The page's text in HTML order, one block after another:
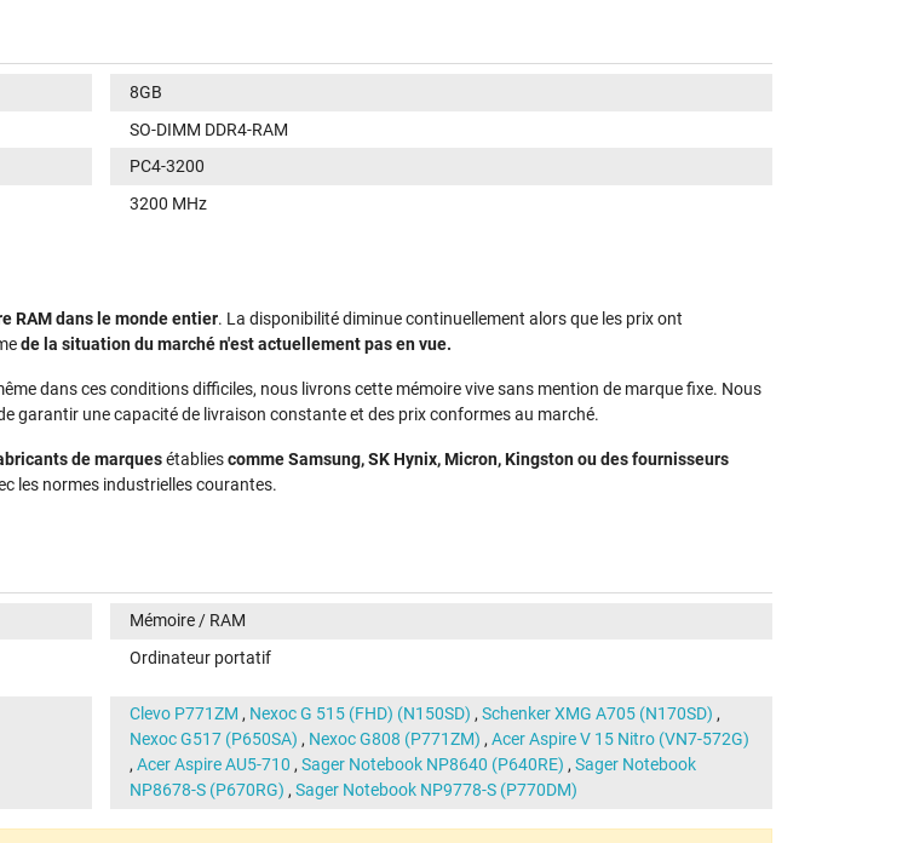
8GB
SO-DIMM DDR4-RAM
PC4-3200
3200 MHz
RAM dans le monde entier. La disponibilité diminue continuellement alors que les prix ont
de la situation du marché n'est actuellement pas en vue.
dans ces conditions difficiles, nous livrons cette mémoire vive sans mention de marque fixe. Nous
garantir une capacité de livraison constante et des prix conformes au marché.
de marquesétabliescomme Samsung, SK Hynix, Micron, Kingston ou des fournisseurs
les normes industrielles courantes.
Mémoire / RAM
Ordinateur portatif
Clevo P771ZM , Nexoc G 515 (FHD) (N150SD) , Schenker XMG A705 (N170SD) ,
Nexoc G517 (P650SA) , Nexoc G808 (P771ZM) , Acer Aspire V 15 Nitro (VN7-572G)
, Acer Aspire AU5-710 , Sager Notebook NP8640 (P640RE) , Sager Notebook
NP8678-S (P670RG) , Sager Notebook NP9778-S (P770DM)